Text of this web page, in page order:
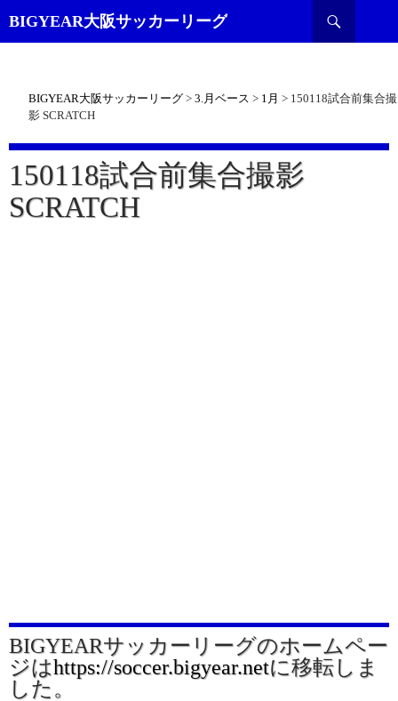
BIGYEAR大阪サッカーリーグ
索
BIGYEAR大阪サッカーリーグ > 3.月ベース > 1月 > 150118試合前集合撮
影 SCRATCH
150118試合前集合撮影
SCRATCH
BIGYEARサッカーリーグのホームペー
ジはhttps://soccer.bigyear.netに移転しま
した。